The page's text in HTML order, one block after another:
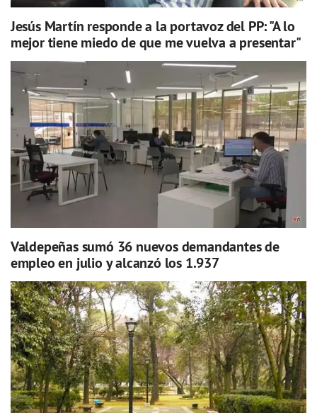
Jesús Martín responde a la portavoz del PP: "A lo
mejor tiene miedo de que me vuelva a presentar"
Valdepeñas sumó 36 nuevos demandantes de
empleo en julio y alcanzó los 1.937